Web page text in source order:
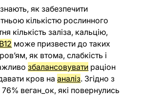
як забезпечити
кількістю рослинного
кількість заліза, кальцію,
B12 може призвести до таких
як втома, слабкість і
збалансовувати раціон
кров на аналіз. Згідно з
веган_ок, які повернулись